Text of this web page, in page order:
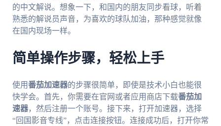
的中文解说。想象一下，和国内的朋友同步看球，听着
熟悉的解说员声音，为喜欢的球队加油，那种感觉就像
在国内现场一样。
简单操作步骤，轻松上手
使用番茄加速器的步骤很简单，即使是技术小白也能很
快学会。首先，你需要在官网或者应用商店下载番茄加
速器，然后注册一个账号。接下来，打开加速器，选择
“回国影音专线”，点击连接按钮。连接成功后，打开你常